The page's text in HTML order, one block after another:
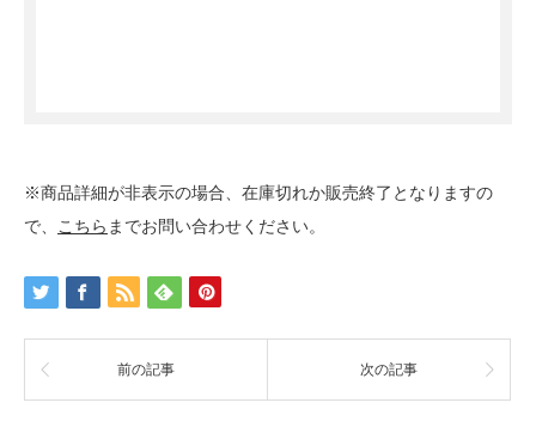
※商品詳細が非表示の場合、在庫切れか販売終了となりますの
で、
こちら までお問い合わせください。
前の記事 次の記事